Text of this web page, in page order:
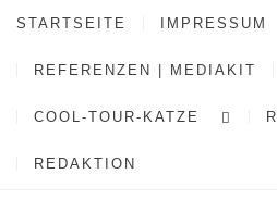
STARTSEITE IMPRESSUM
REFERENZEN | MEDIAKIT
COOL-TOUR-KATZE
REDAKTION